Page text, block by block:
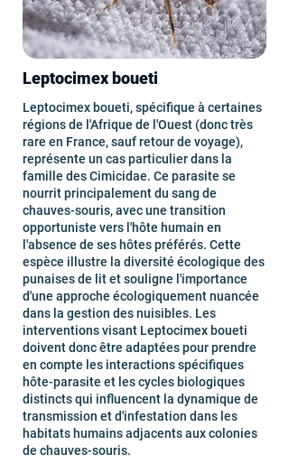
Leptocimex boueti
Leptocimex boueti, spécifique à certaines
régions de l'Afrique de l'Ouest (donc très
rare en France, sauf retour de voyage),
représente un cas particulier dans la
famille des Cimicidae. Ce parasite se
nourrit principalement du sang de
chauves-souris, avec une transition
opportuniste vers l'hôte humain en
l'absence de ses hôtes préférés. Cette
espèce illustre la diversité écologique des
punaises de lit et souligne l'importance
d'une approche écologiquement nuancée
dans la gestion des nuisibles. Les
interventions visant Leptocimex boueti
doivent donc être adaptées pour prendre
en compte les interactions spécifiques
hôte-parasite et les cycles biologiques
distincts qui influencent la dynamique de
transmission et d'infestation dans les
habitats humains adjacents aux colonies
de chauves-souris.